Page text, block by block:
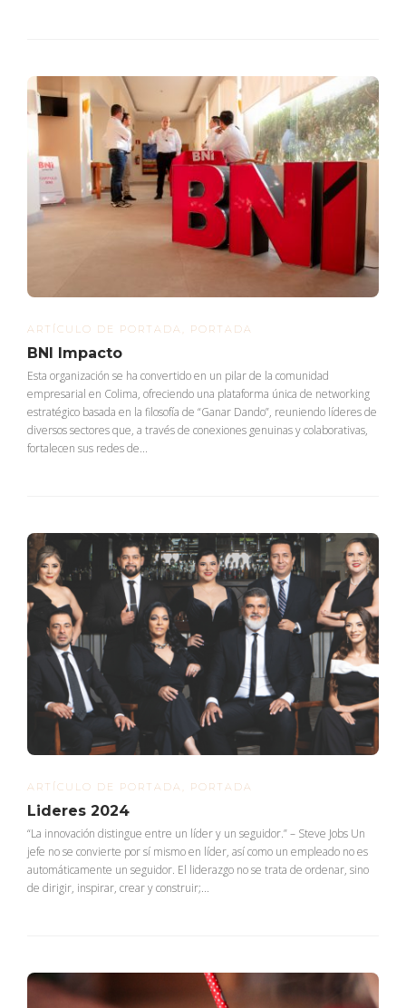
ARTÍCULO DE PORTADA PORTADA
BNI Impacto
Esta organización se ha convertido en un pilar de la comunidad
empresarial en Colima, ofreciendo una plataforma única de networking
estratégico basada en la filosofía de “Ganar Dando”, reuniendo líderes de
diversos sectores que, a través de conexiones genuinas y colaborativas,
fortalecen sus redes de...
ARTÍCULO DE PORTADA PORTADA
Lideres 2024
“La innovación distingue entre un líder y un seguidor.” – Steve Jobs Un
jefe no se convierte por sí mismo en líder, así como un empleado no es
automáticamente un seguidor. El liderazgo no se trata de ordenar, sino
de dirigir, inspirar, crear y construir;...